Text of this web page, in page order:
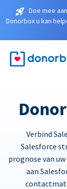
Doe mee
Donorbox u kan
Verbind
Salesforce
prognose van
aan